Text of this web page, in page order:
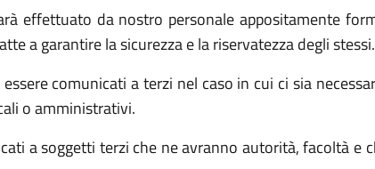
effettuato da nostro personale appositamente
a garantire la sicurezza e la riservatezza degli stessi.
comunicati a terzi nel caso in cui ci sia
o amministrativi.
a soggetti terzi che ne avranno autorità, facoltà e